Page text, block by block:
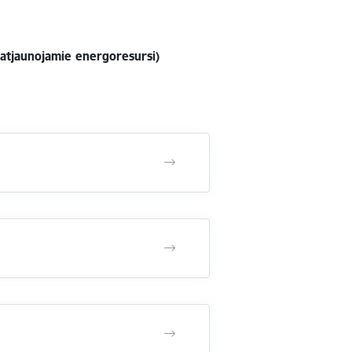
energoresursi)